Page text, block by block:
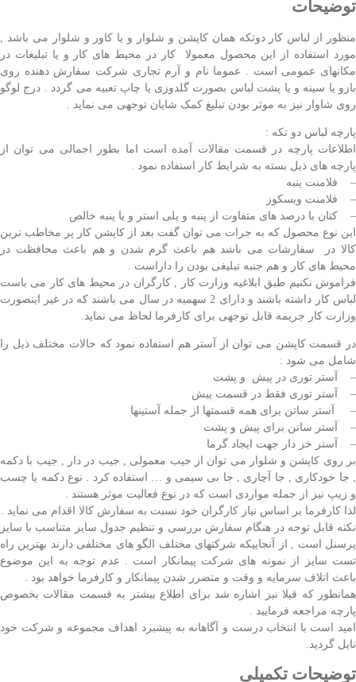
توضیحات
منظور از لباس کار دوتکه همان کاپشن و شلوار و یا کاور و شلوار می باشد ,
مورد استفاده از این محصول معمولا کار در محیط های کار و یا تبلیغات در
مکانهای عمومی است . عموما نام و آرم تجاری شرکت سفارش دهنده روی
بازو یا سینه و یا پشت لباس بصورت گلدوزی یا چاپ تعبیه می گردد . درج لوگو
روی شاوار نیز به موثر بودن تبلیغ کمک شایان توجهی می نماید .
پارچه لباس دو تکه :
اطلاعات پارچه در قسمت مقالات آمده است اما بطور اجمالی می توان از
پارچه های ذیل بسته به شرایط کار استفاده نمود .
– فلامنت پنبه
– فلامنت ویسکوز
– کتان با درصد های متفاوت از پنبه و پلی استر و یا پنبه خالص
این نوع محصول که به جرات می توان گفت بعد از کاپشن کار پر مخاطب ترین
کالا در سفارشات می باشد هم باعث گرم شدن و هم باعث محافظت در
محیط های کار و هم جنبه تبلیغی بودن را داراست .
فراموش نکنیم طبق ابلاغیه وزارت کار , کارگران در محیط های کار می باست
لباس کار داشته باشند و دارای 2 سهمیه در سال می باشند که در غیر اینصورت
وزارت کار جریمه قابل توجهی برای کارفرما لحاظ می نماید.
در قسمت کاپشن می توان از آستر هم استفاده نمود که حالات مختلف ذیل را
شامل می شود :
– آستر توری در پیش و پشت
– آستر توری فقط در قسمت پیش
– آستر ساتن برای همه قسمتها از جمله آستینها
– آستر ساتن برای پیش و پشت
– آستر خز دار جهت ایجاد گرما
بر روی کاپشن و شلوار می توان از جیب معمولی , جیب در دار , جیب با دکمه
, جا خودکاری , جا آچاری , جا بی سیمی و … استفاده کرد . نوع دکمه یا چسب
و زیپ نیز از جمله مواردی است که در نوع فعالیت موثر هستند .
لذا کارفرما بر اساس نیاز کارگران خود نسبت به سفارش کالا اقدام می نماید .
نکته قابل توجه در هنگام سفارش بررسی و تنظیم جدول سایز متناسب با سایز
پرسنل است , از آنجاییکه شرکتهای مختلف الگو های مختلفی دارند بهترین راه
تست سایز از نمونه های شرکت پیمانکار است . عدم توجه به این موضوع
باعث اتلاف سرمایه و وقت و متضرر شدن پیمانکار و کارفرما خواهد بود .
همانطور که قبلا نیز اشاره شد برای اطلاع بیشتر به قسمت مقالات بخصوص
پارچه مراجعه فرمایید .
امید است با انتخاب درست و آگاهانه به پیشبرد اهداف مجموعه و شرکت خود
نایل گردید.
توضیحات تکمیلی